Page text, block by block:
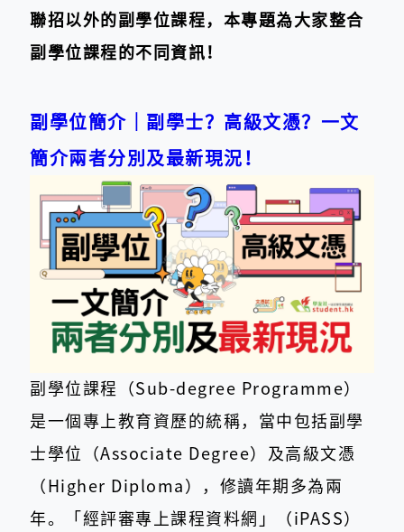
聯招以外的副學位課程，本專題為大家整合
副學位課程的不同資訊！
副學位簡介｜副學士？高級文憑？一文
簡介兩者分別及最新現況！
副學位課程（Sub-degree Programme）
是一個專上教育資歷的統稱，當中包括副學
士學位（Associate Degree）及高級文憑
（Higher Diploma），修讀年期多為兩
年。「經評審專上課程資料網」（iPASS）